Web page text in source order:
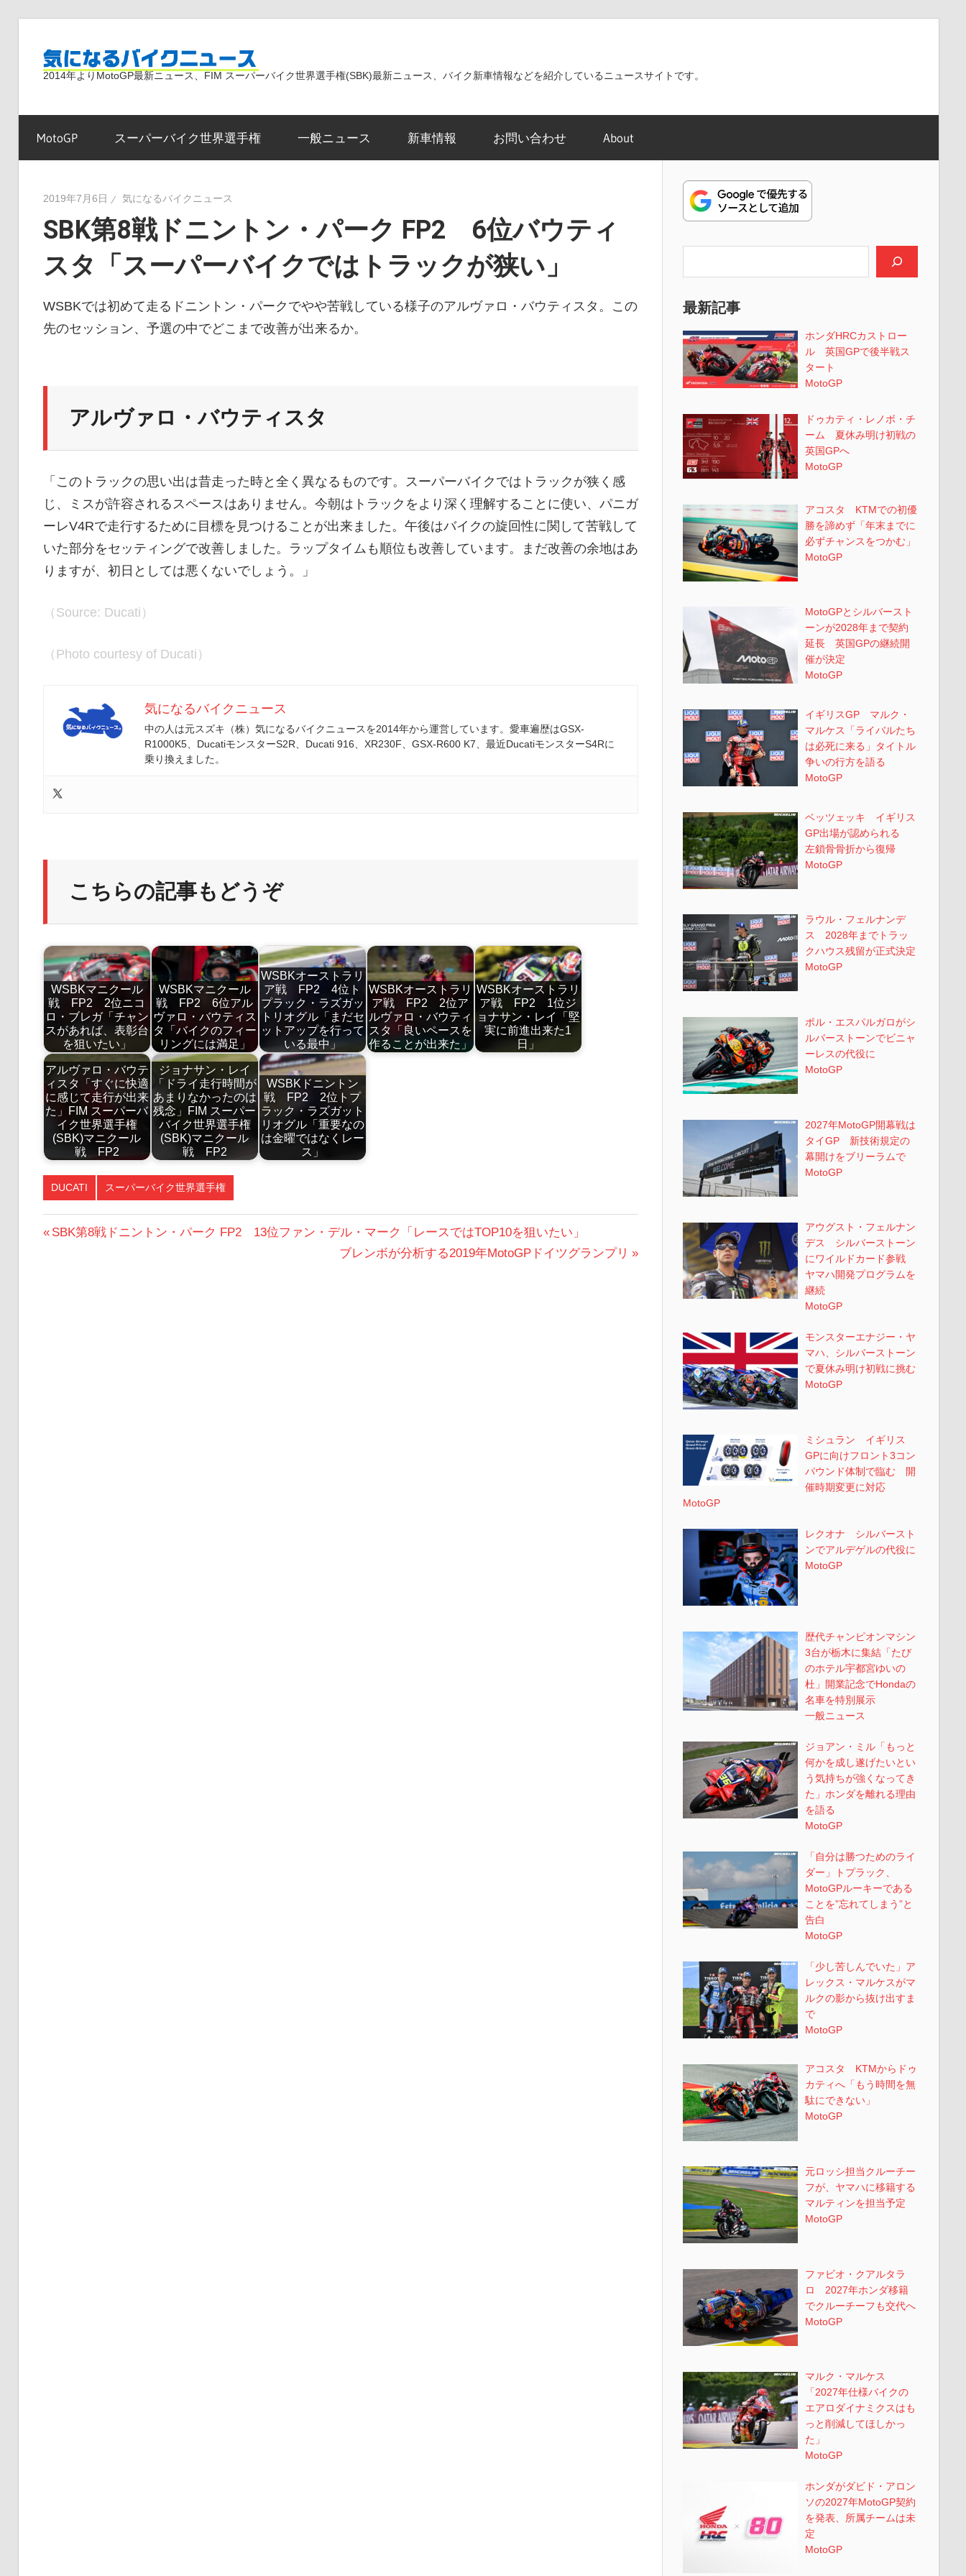
気
に
る
バ
イ
ク
ニ
ュ
ー
2014年よりMotoGP最新ニュース、FIM スーパーバイク世界選手権(SBK)最新ニュース、バイク新車情報などを紹介しているニュースサイトです。
MotoGP スーパーバイク世界選手権 一般ニュース 新車情報 お問い合わせ About
2019年7月6日 気になるバイクニュース
SBK第8戦ドニントン・パーク FP2 6位バウティ
スタ「スーパーバイクではトラックが狭い」
WSBKでは初めて走るドニントン・パークでやや苦戦している様子のアルヴァロ・バウティスタ。この
先のセッション、予選の中でどこまで改善が出来るか。
アルヴァロ・バウティスタ
「このトラックの思い出は昔走った時と全く異なるものです。スーパーバイクではトラックが狭く感
じ、ミスが許容されるスペースはありません。今朝はトラックをより深く理解することに使い、パニガ
ーレV4Rで走行するために目標を見つけることが出来ました。午後はバイクの旋回性に関して苦戦して
いた部分をセッティングで改善しました。ラップタイムも順位も改善しています。まだ改善の余地はあ
りますが、初日としては悪くないでしょう。」
（Source: Ducati）
（Photo courtesy of Ducati）
気になるバイクニュース
中の人は元スズキ（株）気になるバイクニュースを2014年から運営しています。愛車遍歴はGSX-
R1000K5、DucatiモンスターS2R、Ducati 916、XR230F、GSX-R600 K7、最近DucatiモンスターS4Rに
乗り換えました。
こちらの記事もどうぞ
WSBKマニクール
戦 FP2 2位ニコ
ロ・ブレガ「チャン
スがあれば、表彰台
を狙いたい」
WSBKマニクール
戦 FP2 6位アル
ヴァロ・バウティス
タ「バイクのフィー
リングには満足」
WSBKオーストラリ
ア戦 FP2 4位ト
プラック・ラズガッ
トリオグル「まだセ
ットアップを行って
いる最中」
WSBKオーストラリ
ア戦 FP2 2位ア
ルヴァロ・バウティ
スタ「良いペースを
作ることが出来た」
WSBKオーストラリ
ア戦 FP2 1位ジ
ョナサン・レイ「堅
実に前進出来た1
日」
アルヴァロ・バウテ
ィスタ「すぐに快適
に感じて走行が出来
た」FIM スーパーバ
イク世界選手権
(SBK)マニクール
戦 FP2
ジョナサン・レイ
「ドライ走行時間が
あまりなかったのは
残念」FIM スーパー
バイク世界選手権
(SBK)マニクール
戦 FP2
WSBKドニントン
戦 FP2 2位トプ
ラック・ラズガット
リオグル「重要なの
は金曜ではなくレー
ス」
DUCATI スーパーバイク世界選手権
投
前
SBK第8戦ドニントン・パーク FP2 13位ファン・デル・マーク「レースではTOP10を狙いたい」
次
ブレンボが分析する2019年MotoGPドイツグランプリ
最新記事
ホンダHRCカストロー
ル 英国GPで後半戦ス
タート
MotoGP
ドゥカティ・レノボ・チ
ーム 夏休み明け初戦の
英国GPへ
MotoGP
アコスタ KTMでの初優
勝を諦めず「年末までに
必ずチャンスをつかむ」
MotoGP
MotoGPとシルバースト
ーンが2028年まで契約
延長 英国GPの継続開
催が決定
MotoGP
イギリスGP マルク・
マルケス「ライバルたち
は必死に来る」タイトル
争いの行方を語る
MotoGP
ベッツェッキ イギリス
GP出場が認められる
左鎖骨骨折から復帰
MotoGP
ラウル・フェルナンデ
ス 2028年までトラッ
クハウス残留が正式決定
MotoGP
ポル・エスパルガロがシ
ルバーストーンでビニャ
ーレスの代役に
MotoGP
2027年MotoGP開幕戦は
タイGP 新技術規定の
幕開けをブリーラムで
MotoGP
アウグスト・フェルナン
デス シルバーストーン
にワイルドカード参戦
ヤマハ開発プログラムを
継続
MotoGP
モンスターエナジー・ヤ
マハ、シルバーストーン
で夏休み明け初戦に挑む
MotoGP
ミシュラン イギリス
GPに向けフロント3コン
パウンド体制で臨む 開
催時期変更に対応
MotoGP
レクオナ シルバースト
ンでアルデゲルの代役に
MotoGP
歴代チャンピオンマシン
3台が栃木に集結「たび
のホテル宇都宮ゆいの
杜」開業記念でHondaの
名車を特別展示
一般ニュース
ジョアン・ミル「もっと
何かを成し遂げたいとい
う気持ちが強くなってき
た」ホンダを離れる理由
を語る
MotoGP
「自分は勝つためのライ
ダー」トプラック、
MotoGPルーキーである
ことを”忘れてしまう”と
告白
MotoGP
「少し苦しんでいた」ア
レックス・マルケスがマ
ルクの影から抜け出すま
で
MotoGP
アコスタ KTMからドゥ
カティへ「もう時間を無
駄にできない」
MotoGP
元ロッシ担当クルーチー
フが、ヤマハに移籍する
マルティンを担当予定
MotoGP
ファビオ・クアルタラ
ロ 2027年ホンダ移籍
でクルーチーフも交代へ
MotoGP
マルク・マルケス
「2027年仕様バイクの
エアロダイナミクスはも
っと削減してほしかっ
た」
MotoGP
ホンダがダビド・アロン
ソの2027年MotoGP契約
を発表、所属チームは未
定
MotoGP